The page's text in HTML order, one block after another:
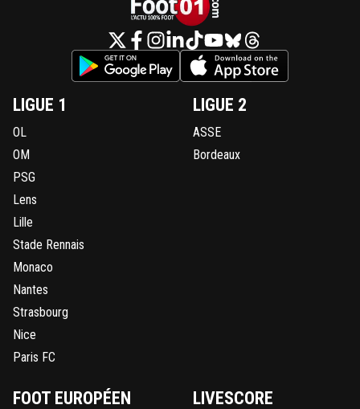
LIGUE 1
OL
OM
PSG
Lens
Lille
Stade Rennais
Monaco
Nantes
Strasbourg
Nice
Paris FC
LIGUE 2
ASSE
Bordeaux
FOOT EUROPÉEN LIVESCORE